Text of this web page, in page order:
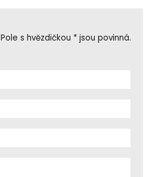
Pole s hvězdičkou * jsou povinná.